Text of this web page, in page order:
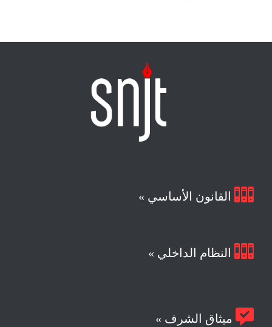
 القانون الأساسي »
 النظام الداخلي »
 ميثاق الشرف »